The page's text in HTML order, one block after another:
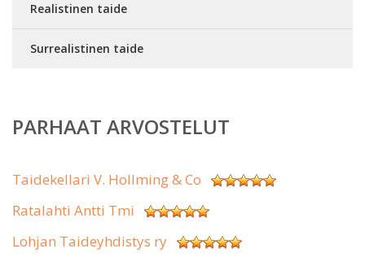
Realistinen taide
Surrealistinen taide
PARHAAT ARVOSTELUT
Taidekellari V. Hollming & Co
Ratalahti Antti Tmi
Lohjan Taideyhdistys ry